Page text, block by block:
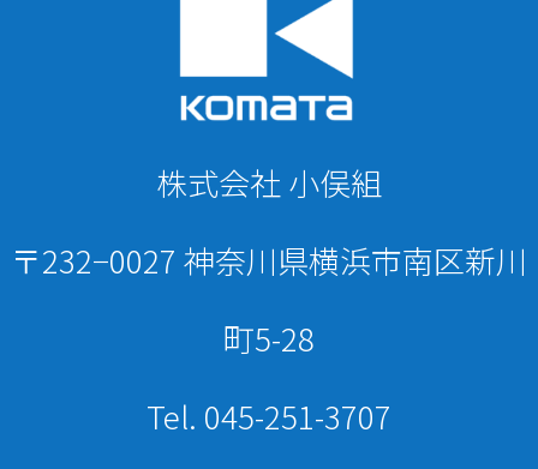
株式会社 小俣組
〒232−0027 神奈川県横浜市南区新川
町5-28
Tel. 045-251-3707